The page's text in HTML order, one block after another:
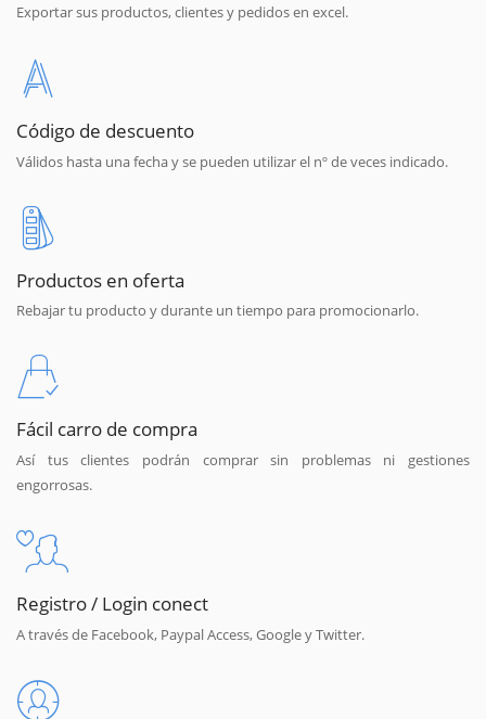
Exportar sus productos, clientes y pedidos en excel.
Código de descuento
Válidos hasta una fecha y se pueden utilizar el nº de veces indicado.
Productos en oferta
Rebajar tu producto y durante un tiempo para promocionarlo.
Fácil carro de compra
Así tus clientes podrán comprar sin problemas ni gestiones
engorrosas.
Registro / Login conect
A través de Facebook, Paypal Access, Google y Twitter.